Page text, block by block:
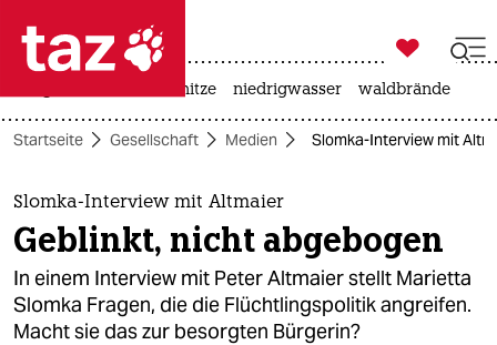
 taz zahl ich
taz zahl ich
themen
politik
öko

taz zahl ich
hitze niedrigwasser waldbrände
Startseite Gesellschaft Medien Slomka-Interview mit
Slomka-Interview mit Altmaier
Geblinkt, nicht abgebogen
In einem Interview mit Peter Altmaier stellt Marietta
Slomka Fragen, die die Flüchtlingspolitik angreifen.
Macht sie das zur besorgten Bürgerin?